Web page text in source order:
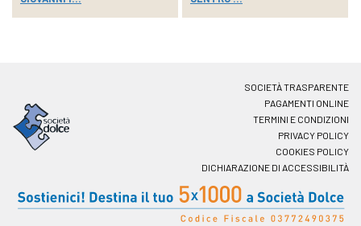
SOCIETÀ TRASPARENTE
PAGAMENTI ONLINE
TERMINI E CONDIZIONI
PRIVACY POLICY
COOKIES POLICY
DICHIARAZIONE DI ACCESSIBILITÀ